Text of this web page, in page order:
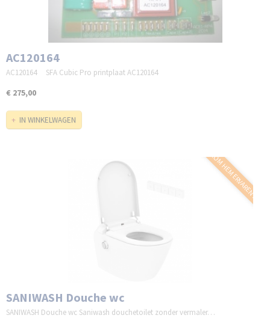
AC120164
AC120164 SFA Cubic Pro printplaat AC120164
€ 275,00
IN WINKELWAGEN
KOM HEM ERVAREN !!
SANIWASH Douche wc
SANIWASH Douche wc Saniwash douchetoilet zonder vermaler…